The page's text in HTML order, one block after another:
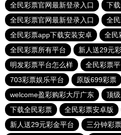
全民彩票官网最新登录入口
下
全民彩票官网最新登录入口
全
全民彩票app下载安装安卓
全民
全民彩票所有平台
新人送29元
明发彩票平台怎么样
全民彩票
703彩票娱乐平台
原版699彩票
welcome盈彩购彩大厅广东
顶
下载全民彩票
全民彩票安卓版
新人送29元彩金平台
三分钟彩